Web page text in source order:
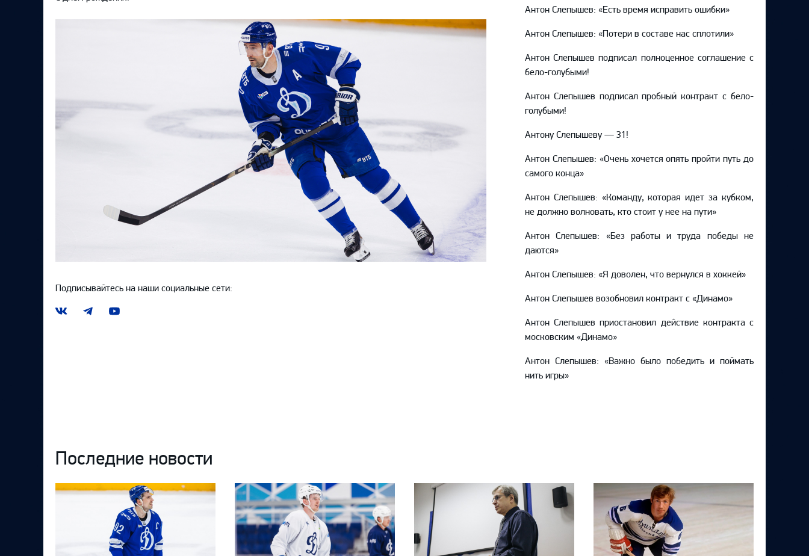
Барыс
Салават Юлаев
Сибирь
Подписывайтесь на наши социальные сети:
Наша
Наш
Наш
Антон Слепышев: «Есть время исправить ошибки»
Антон Слепышев: «Потери в составе нас сплотили»
Антон Слепышев подписал полноценное соглашение с
бело-голубыми!
Антон Слепышев подписал пробный контракт с бело-
голубыми!
Антону Слепышеву — 31!
Антон Слепышев: «Очень хочется опять пройти путь до
самого конца»
Антон Слепышев: «Команду, которая идет за кубком,
не должно волновать, кто стоит у нее на пути»
Антон Слепышев: «Без работы и труда победы не
даются»
Антон Слепышев: «Я доволен, что вернулся в хоккей»
Антон Слепышев возобновил контракт с «Динамо»
Антон Слепышев приостановил действие контракта с
московским «Динамо»
Антон Слепышев: «Важно было победить и поймать
нить игры»
Последние новости